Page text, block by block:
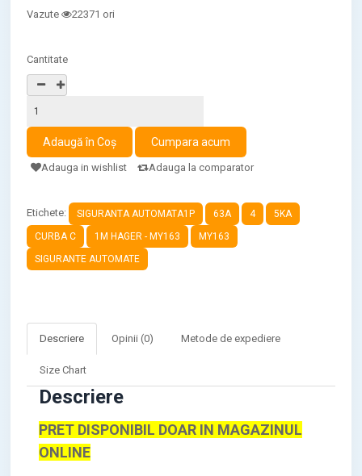
Vazute
22371 ori
Cantitate
Adauga in wishlist Adauga la comparator
Etichete: SIGURANTA AUTOMATA1P 63A 4
5KA
CURBA C
1M HAGER - MY163
MY163
SIGURANTE AUTOMATE
Descriere Opinii (0) Metode de expediere
Size Chart
Descriere
PRET DISPONIBIL DOAR IN MAGAZINUL
ONLINE